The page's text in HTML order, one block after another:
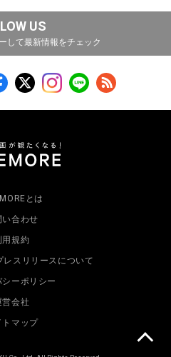
US
して最新情報をチェック
とは
い合わせ
用規約
スリリースについて
シーポリシー
営会社
トマップ